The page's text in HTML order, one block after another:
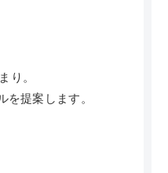
。
提案します。